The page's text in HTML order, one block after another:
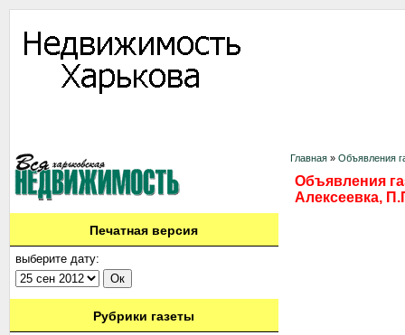
Печатная версия
выберите дату:
Рубрики газеты
Главная » Объявления
Объявления
Алексеевка,